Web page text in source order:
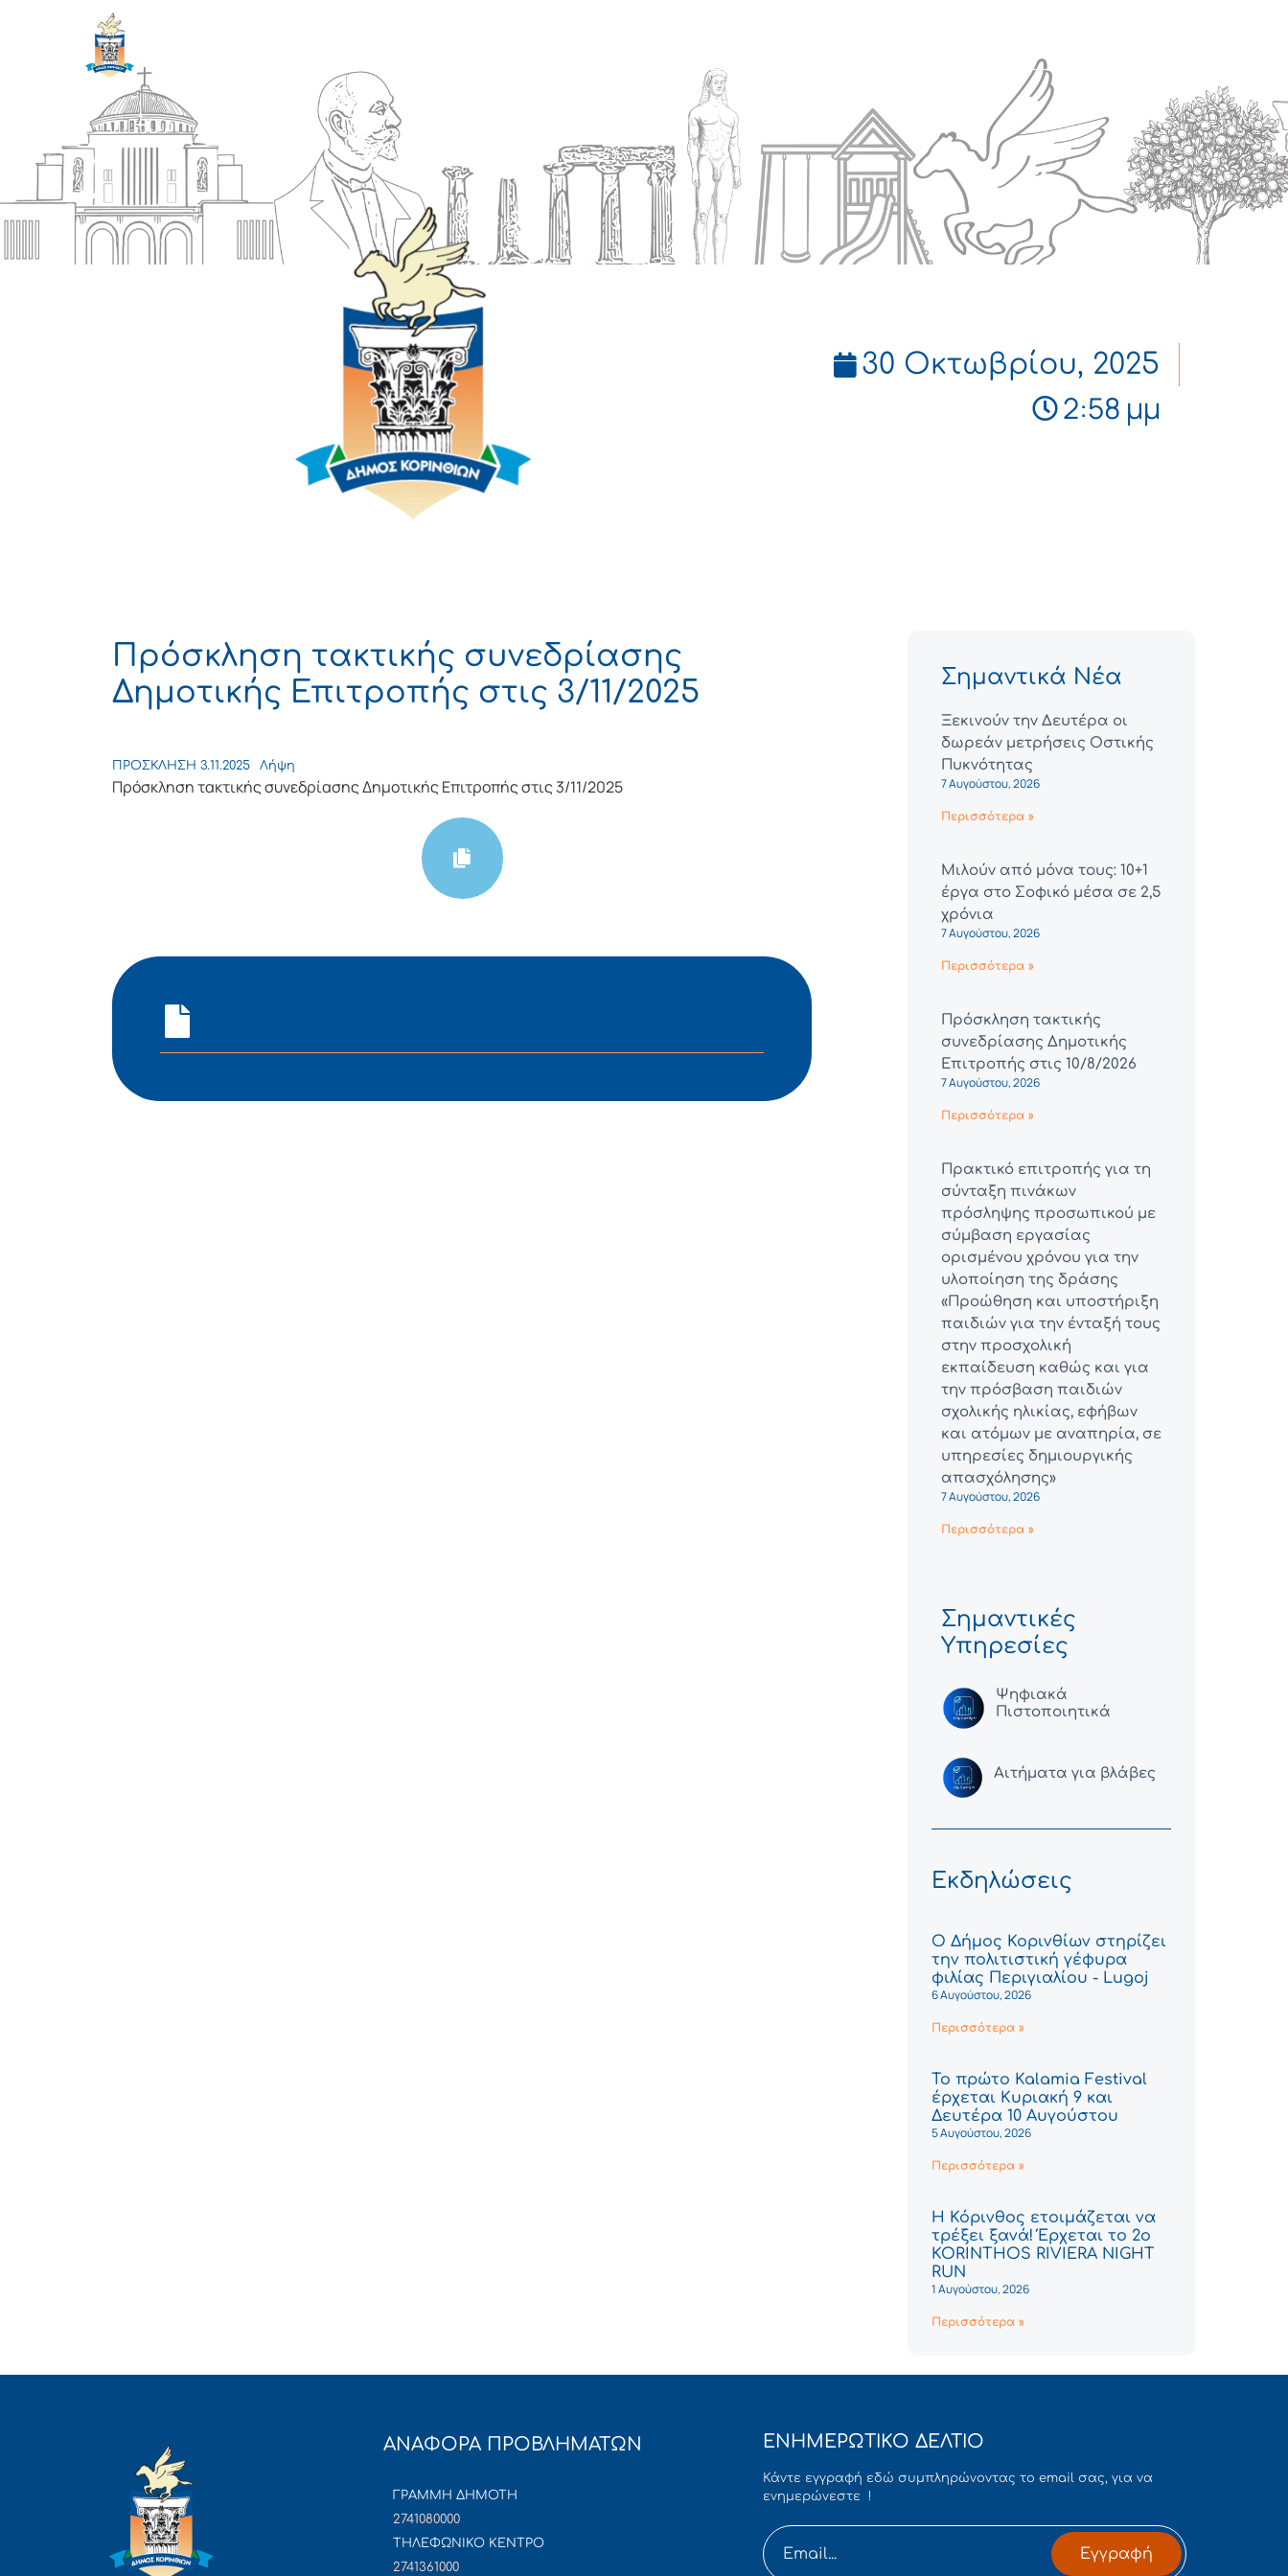
30 Οκτωβρίου, 2025
2:58 μμ
Πρόσκληση τακτικής συνεδρίασης
Δημοτικής Επιτροπής στις 3/11/2025
ΠΡΟΣΚΛΗΣΗ 3.11.2025 Λήψη
Πρόσκληση τακτικής συνεδρίασης Δημοτικής Επιτροπής στις 3/11/2025
Σημαντικά Νέα
Ξεκινούν την Δευτέρα οι
δωρεάν μετρήσεις Οστικής
Πυκνότητας
7 Αυγούστου, 2026
Περισσότερα »
Μιλούν από μόνα τους: 10+1
έργα στο Σοφικό μέσα σε 2,5
χρόνια
7 Αυγούστου, 2026
Περισσότερα »
Πρόσκληση τακτικής
συνεδρίασης Δημοτικής
Επιτροπής στις 10/8/2026
7 Αυγούστου, 2026
Περισσότερα »
Πρακτικό επιτροπής για τη
σύνταξη πινάκων
πρόσληψης προσωπικού με
σύμβαση εργασίας
ορισμένου χρόνου για την
υλοποίηση της δράσης
«Προώθηση και υποστήριξη
παιδιών για την ένταξή τους
στην προσχολική
εκπαίδευση καθώς και για
την πρόσβαση παιδιών
σχολικής ηλικίας, εφήβων
και ατόμων με αναπηρία, σε
υπηρεσίες δημιουργικής
απασχόλησης»
7 Αυγούστου, 2026
Περισσότερα »
Σημαντικές
Υπηρεσίες
Ψηφιακά
Πιστοποιητικά
Αιτήματα για βλάβες
Εκδηλώσεις
Ο Δήμος Κορινθίων στηρίζει
την πολιτιστική γέφυρα
φιλίας Περιγιαλίου - Lugoj
6 Αυγούστου, 2026
Περισσότερα »
Το πρώτο Kalamia Festival
έρχεται Κυριακή 9 και
Δευτέρα 10 Αυγούστου
5 Αυγούστου, 2026
Περισσότερα »
Η Κόρινθος ετοιμάζεται να
τρέξει ξανά! Έρχεται το 2ο
KORINTHOS RIVIERA NIGHT
RUN
1 Αυγούστου, 2026
Περισσότερα »
ΑΝΑΦΟΡΑ ΠΡΟΒΛΗΜΑΤΩΝ
ΓΡΑΜΜΗ ΔΗΜΟΤΗ
2741080000
ΤΗΛΕΦΩΝΙΚΟ ΚΕΝΤΡΟ
2741361000
ΕΝΗΜΕΡΩΤΙΚΟ ΔΕΛΤΙΟ
Κάντε εγγραφή εδώ συμπληρώνοντας το email σας, για να
ενημερώνεστε !
Εγγραφή